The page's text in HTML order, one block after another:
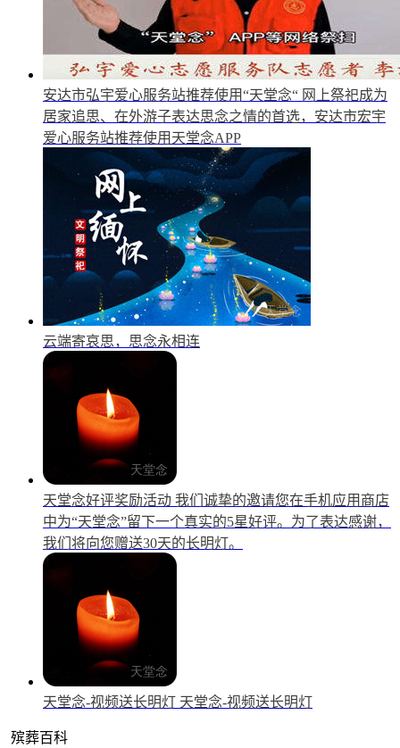
安达市弘宇爱心服务站推荐使用“天堂念“ 网上祭祀成为
居家追思、在外游子表达思念之情的首选，安达市宏宇
爱心服务站推荐使用天堂念APP
云端寄哀思，思念永相连
天堂念好评奖励活动 我们诚挚的邀请您在手机应用商店
中为“天堂念”留下一个真实的5星好评。为了表达感谢，
我们将向您赠送30天的长明灯。
天堂念-视频送长明灯 天堂念-视频送长明灯
殡葬百科